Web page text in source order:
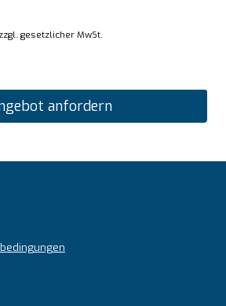
zzgl. gesetzlicher MwSt.
anfordern